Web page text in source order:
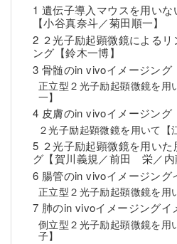
1 遺伝子導入マウスを用い
【小谷真奈斗／菊田順一】
2 ２光子励起顕微鏡による
ング【鈴木一博】
3 骨髄のin vivoイメージング
正立型２光子励起顕微鏡を
一】
4 皮膚のin vivoイメージング
２光子励起顕微鏡を用いて【
5 ２光子励起顕微鏡を用い
グ【賀川義規／前田 栄／
6 腸管のin vivoイメージング
正立型２光子励起顕微鏡を用
7 肺のin vivoイメージングイ
倒立型２光子励起顕微鏡を用
子】